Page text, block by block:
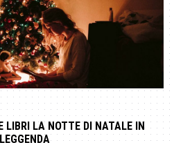
LIBRI LA NOTTE DI NATALE IN